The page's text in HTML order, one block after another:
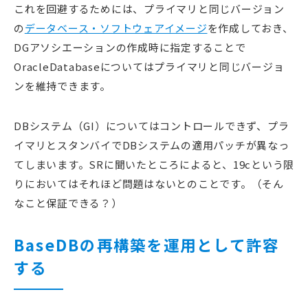
これを回避するためには、プライマリと同じバージョン
のデータベース・ソフトウェアイメージを作成しておき、
DGアソシエーションの作成時に指定することで
OracleDatabaseについてはプライマリと同じバージョ
ンを維持できます。
DBシステム（GI）についてはコントロールできず、プラ
イマリとスタンバイでDBシステムの適用パッチが異なっ
てしまいます。SRに聞いたところによると、19cという限
りにおいてはそれほど問題はないとのことです。（そん
なこと保証できる？）
BaseDBの再構築を運用として許容
する